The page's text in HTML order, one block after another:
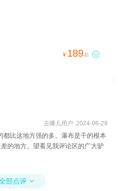
¥ 189起 
去哪儿用户 2024-06-28
都比这地方强的多。瀑布是干的根本
的地方。望看见我评论区的广大驴
部点评 